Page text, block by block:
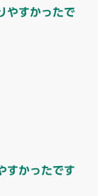
やすかったで
すかったです